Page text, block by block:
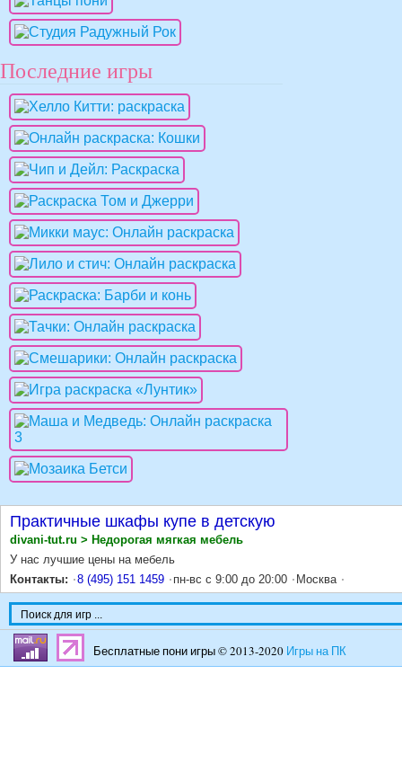
Последние игры
Практичные шкафы купе в детскую
divani-tut.ru > Недорогая мягкая мебель
У нас лучшие цены на мебель
Контакты:
8 (495) 151 1459 пн-вс с 9:00 до 20:00 Москва
Бесплатные пони игры © 2013-2020 Игры на ПК